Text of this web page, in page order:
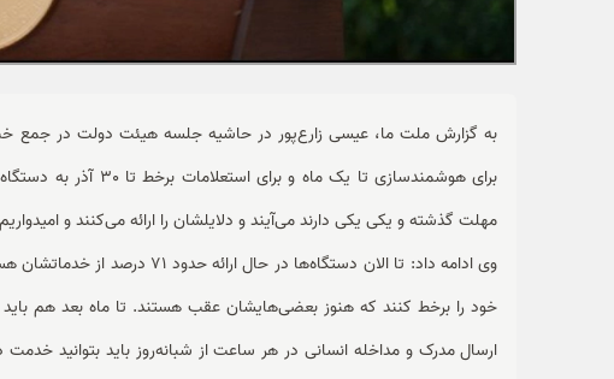
به گزارش ملت ما، عیسی زارع‌پور در حاشیه جلسه هیئت دولت در جمع
مهلت گذشته و یکی یکی دارند می‌آیند و دلایلشان را ارائه می‌کنند و